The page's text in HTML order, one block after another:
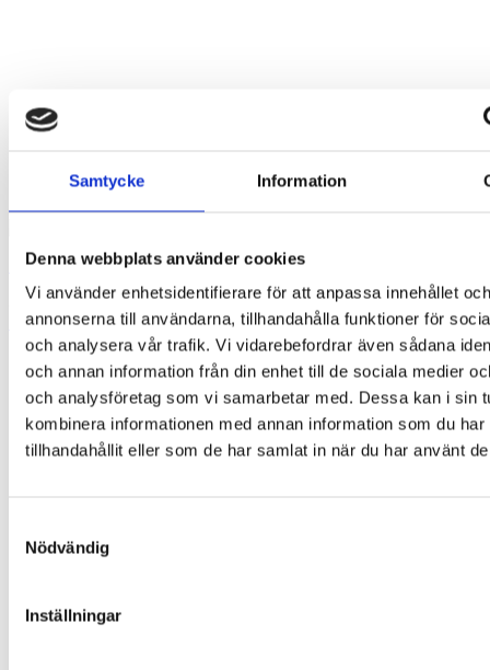
Samtycke Information
Denna webbplats använder cookies
Vi använder enhetsidentifierare för att anpassa innehållet och
annonserna till användarna, tillhandahålla funktioner för
och analysera vår trafik. Vi vidarebefordrar även sådana
och annan information från din enhet till de sociala medier
och analysföretag som vi samarbetar med. Dessa kan i sin
kombinera informationen med annan information som du har
tillhandahållit eller som de har samlat in när du har använt
Nödvändig
Inställningar
Smile
35,00kr
Lägg till i varukorg